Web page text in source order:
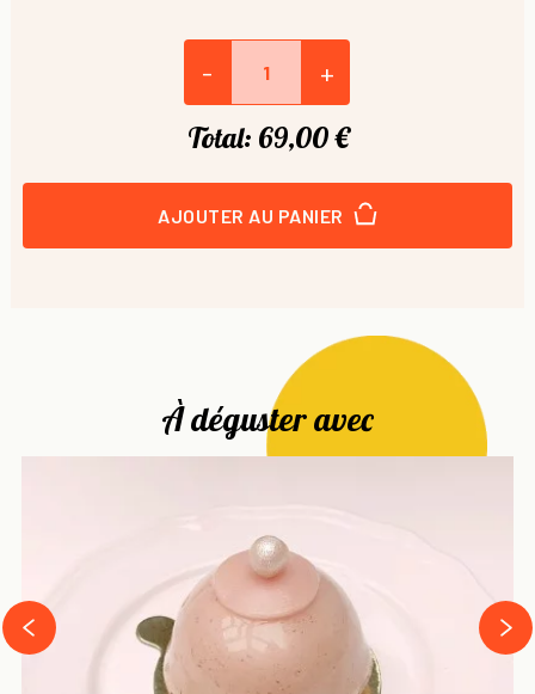
- +
Total: 69,00 €
AJOUTER AU PANIER
À déguster avec
prev
next